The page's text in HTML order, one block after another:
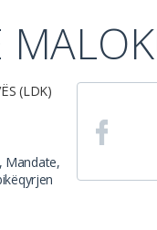
(LDK)
Mandate,